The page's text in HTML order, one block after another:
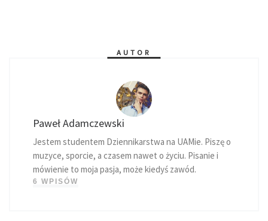
AUTOR
Paweł Adamczewski
Jestem studentem Dziennikarstwa na UAMie. Piszę o
muzyce, sporcie, a czasem nawet o życiu. Pisanie i
mówienie to moja pasja, może kiedyś zawód.
6 WPISÓW